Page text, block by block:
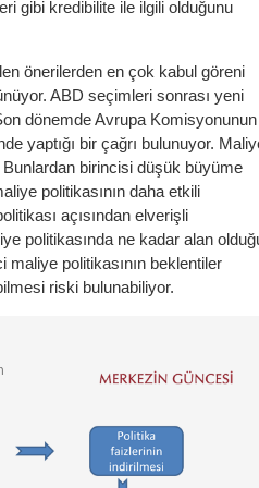
gibi kredibilite ile ilgili olduğunu
önerilerden en çok kabul göreni
ABD seçimleri sonrası yeni
dönemde Avrupa Komisyonunun
yaptığı bir çağrı bulunuyor.
Bunlardan birincisi düşük büyüme
politikasının daha etkili
açısından elverişli
politikasında ne kadar alan
politikasının beklentiler
riski bulunabiliyor.